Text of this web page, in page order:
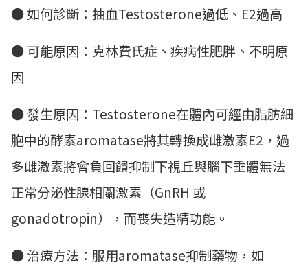
● 如何診斷：抽血Testosterone過低、E2過高
● 可能原因：克林費氏症、疾病性肥胖、不明原
因
● 發生原因：Testosterone在體內可經由脂肪細
胞中的酵素aromatase將其轉換成雌激素E2，過
多雌激素將會負回饋抑制下視丘與腦下垂體無法
正常分泌性腺相關激素（GnRH 或
gonadotropin），而喪失造精功能。
● 治療方法：服用aromatase抑制藥物，如